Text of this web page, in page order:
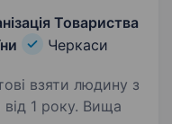
Товариства
Черкаси
взяти людину з
від 1 року. Вища